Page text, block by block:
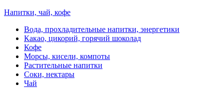
Напитки, чай, кофе
Вода, прохладительные напитки, энергетики
Какао, цикорий, горячий шоколад
Кофе
Морсы, кисели, компоты
Растительные напитки
Соки, нектары
Чай